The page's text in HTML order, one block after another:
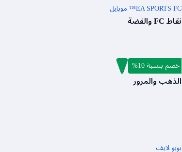
EA SPORTS FC™ موبايل
نقاط FC والفضة
ضربة الدم ماكس
الذهب والمرور
خصم بنسبة 10%
بوبو لايف